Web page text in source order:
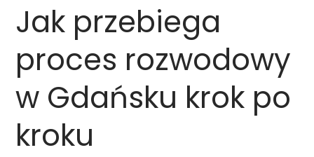
Jak przebiega
proces rozwodowy
w Gdańsku krok po
kroku